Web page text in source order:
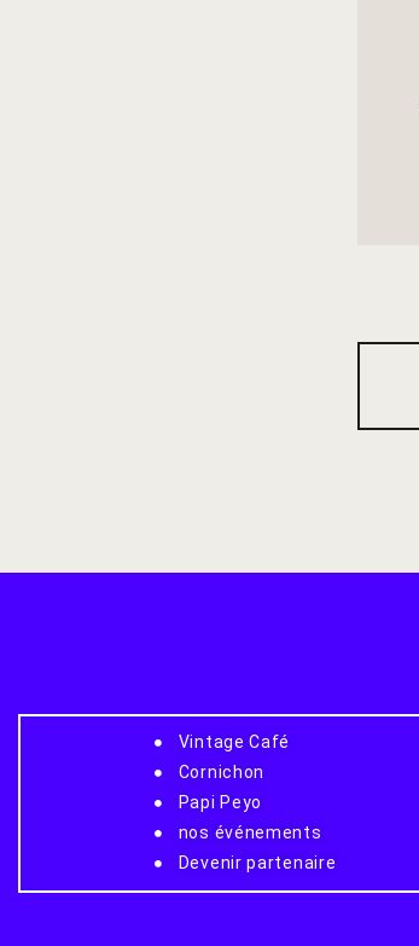
Vintage Café
Cornichon
Papi Peyo
nos événements
Devenir partenaire